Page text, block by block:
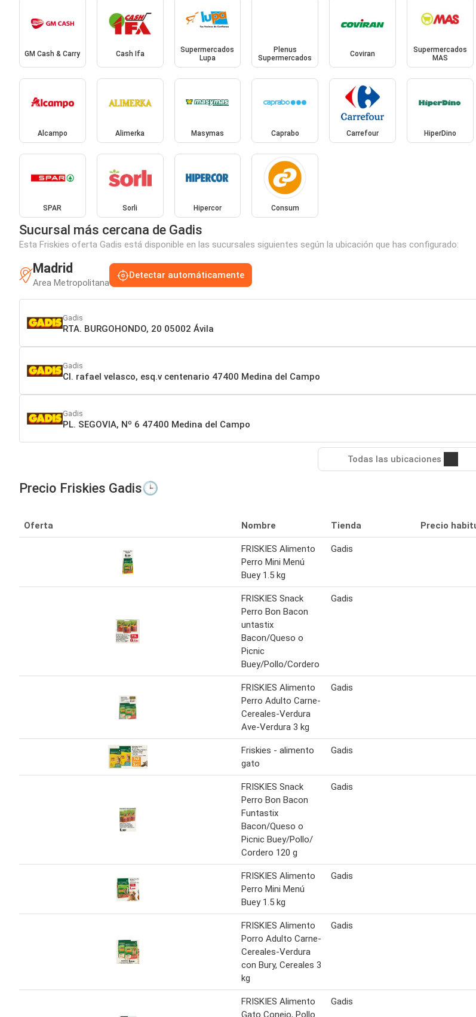
GM Cash & Carry Cash Ifa
Supermercados
Lupa
Plenus
Supermercados
Coviran
Supermercados
MAS
Alcampo Alimerka Masymas Caprabo Carrefour HiperDino
SPAR Sorli Hipercor Consum
Sucursal más cercana de Gadis
Esta Friskies oferta Gadis está disponible en las sucursales siguientes según la ubicación que has configurado:
Madrid
Area Metropolitana
Detectar automáticamente
Gadis
RTA. BURGOHONDO, 20 05002 Ávila
Gadis
Cl. rafael velasco, esq.v centenario 47400 Medina del Campo
Gadis
PL. SEGOVIA, Nº 6 47400 Medina del Campo
Todas las ubicaciones
Precio Friskies Gadis🕒
Oferta Nombre Tienda Precio
FRISKIES Alimento
Perro Mini Menú
Buey 1.5 kg
Gadis
FRISKIES Snack
Perro Bon Bacon
untastix
Bacon/Queso o
Picnic
Buey/Pollo/Cordero
Gadis
FRISKIES Alimento
Perro Adulto Carne-
Cereales-Verdura
Ave-Verdura 3 kg
Gadis
Friskies - alimento
gato
Gadis
FRISKIES Snack
Perro Bon Bacon
Funtastix
Bacon/Queso o
Picnic Buey/Pollo/
Cordero 120 g
Gadis
FRISKIES Alimento
Perro Mini Menú
Buey 1.5 kg
Gadis
FRISKIES Alimento
Porro Adulto Carne-
Cereales-Verdura
con Bury, Cereales 3
kg
Gadis
FRISKIES Alimento
Gato Conejo, Pollo
Gadis